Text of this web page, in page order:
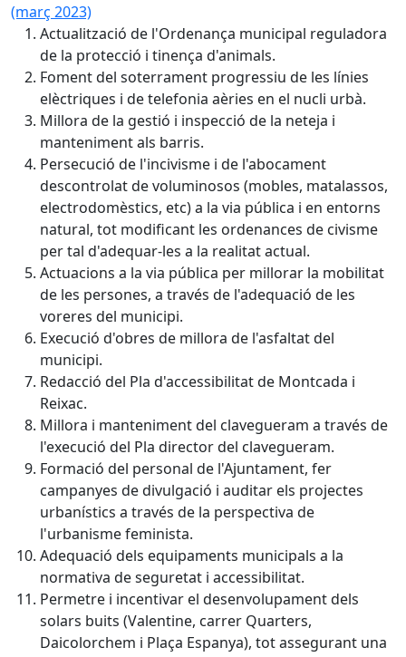
(març 2023)
Actualització de l'Ordenança municipal reguladora
de la protecció i tinença d'animals.
Foment del soterrament progressiu de les línies
elèctriques i de telefonia aèries en el nucli urbà.
Millora de la gestió i inspecció de la neteja i
manteniment als barris.
Persecució de l'incivisme i de l'abocament
descontrolat de voluminosos (mobles, matalassos,
electrodomèstics, etc) a la via pública i en entorns
natural, tot modificant les ordenances de civisme
per tal d'adequar-les a la realitat actual.
Actuacions a la via pública per millorar la mobilitat
de les persones, a través de l'adequació de les
voreres del municipi.
Execució d'obres de millora de l'asfaltat del
municipi.
Redacció del Pla d'accessibilitat de Montcada i
Reixac.
Millora i manteniment del clavegueram a través de
l'execució del Pla director del clavegueram.
Formació del personal de l'Ajuntament, fer
campanyes de divulgació i auditar els projectes
urbanístics a través de la perspectiva de
l'urbanisme feminista.
Adequació dels equipaments municipals a la
normativa de seguretat i accessibilitat.
Permetre i incentivar el desenvolupament dels
solars buits (Valentine, carrer Quarters,
Daicolorchem i Plaça Espanya), tot assegurant una